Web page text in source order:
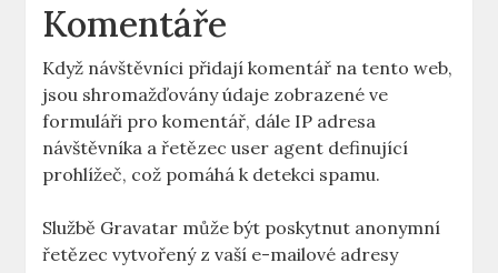
Komentáře
Když návštěvníci přidají komentář na tento web,
jsou shromažďovány údaje zobrazené ve
formuláři pro komentář, dále IP adresa
návštěvníka a řetězec user agent definující
prohlížeč, což pomáhá k detekci spamu.
Službě Gravatar může být poskytnut anonymní
řetězec vytvořený z vaší e-mailové adresy